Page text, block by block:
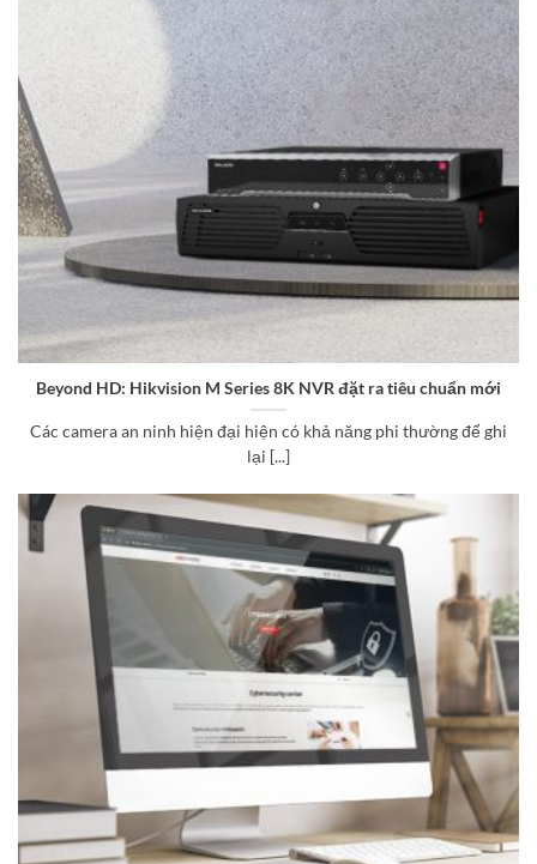
Beyond HD: Hikvision M Series 8K NVR đặt ra tiêu chuẩn mới
Các camera an ninh hiện đại hiện có khả năng phi thường để ghi
lại [...]